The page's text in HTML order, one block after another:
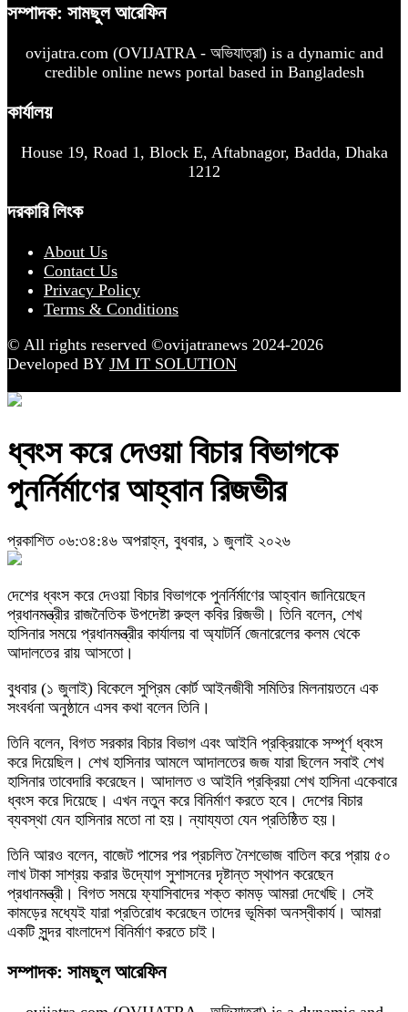
সম্পাদক: সামছুল আরেফিন
ovijatra.com (OVIJATRA - অভিযাত্রা) is a dynamic and
credible online news portal based in Bangladesh
কার্যালয়
House 19, Road 1, Block E, Aftabnagor, Badda, Dhaka
1212
দরকারি লিংক
About Us
Contact Us
Privacy Policy
Terms & Conditions
© All rights reserved ©ovijatranews 2024-2026
Developed BY JM IT SOLUTION
ধ্বংস করে দেওয়া বিচার বিভাগকে
পুনর্নির্মাণের আহ্বান রিজভীর
প্রকাশিত ০৬:৩৪:৪৬ অপরাহ্ন, বুধবার, ১ জুলাই ২০২৬
দেশের ধ্বংস করে দেওয়া বিচার বিভাগকে পুনর্নির্মাণের আহ্বান জানিয়েছেন
প্রধানমন্ত্রীর রাজনৈতিক উপদেষ্টা রুহুল কবির রিজভী। তিনি বলেন, শেখ
হাসিনার সময়ে প্রধানমন্ত্রীর কার্যালয় বা অ্যাটর্নি জেনারেলের কলম থেকে
আদালতের রায় আসতো।
বুধবার (১ জুলাই) বিকেলে সুপ্রিম কোর্ট আইনজীবী সমিতির মিলনায়তনে এক
সংবর্ধনা অনুষ্ঠানে এসব কথা বলেন তিনি।
তিনি বলেন, বিগত সরকার বিচার বিভাগ এবং আইনি প্রক্রিয়াকে সম্পূর্ণ ধ্বংস
করে দিয়েছিল। শেখ হাসিনার আমলে আদালতের জজ যারা ছিলেন সবাই শেখ
হাসিনার তাবেদারি করেছেন। আদালত ও আইনি প্রক্রিয়া শেখ হাসিনা একেবারে
ধ্বংস করে দিয়েছে। এখন নতুন করে বিনির্মাণ করতে হবে। দেশের বিচার
ব্যবস্থা যেন হাসিনার মতো না হয়। ন্যায্যতা যেন প্রতিষ্ঠিত হয়।
তিনি আরও বলেন, বাজেট পাসের পর প্রচলিত নৈশভোজ বাতিল করে প্রায় ৫০
লাখ টাকা সাশ্রয় করার উদ্যোগ সুশাসনের দৃষ্টান্ত স্থাপন করেছেন
প্রধানমন্ত্রী। বিগত সময়ে ফ্যাসিবাদের শক্ত কামড় আমরা দেখেছি। সেই
কামড়ের মধ্যেই যারা প্রতিরোধ করেছেন তাদের ভূমিকা অনস্বীকার্য। আমরা
একটি সুন্দর বাংলাদেশ বিনির্মাণ করতে চাই।
সম্পাদক: সামছুল আরেফিন